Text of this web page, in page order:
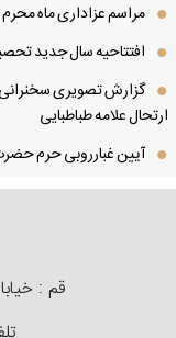
مراسم عزاداری ماه محرم 1398 (هجری شمسی) - 1441 (هجری قمری)
افتتاحیه سال جدید
گزارش تصویری سخنرانی
علامه طباطبایی
آیین غبارروبی حرم
قم : خیابان